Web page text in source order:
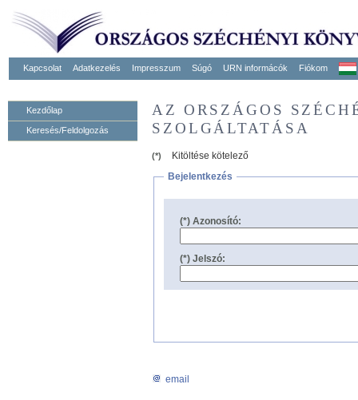
Kapcsolat Adatkezelés Impresszum Súgó URN informácók Fiókom
Kezdőlap
Keresés/Feldolgozás
AZ ORSZÁGOS
SZOLGÁLTATÁSA
(*)
Kitöltése kötelező
Bejelentkezés
(*) Azonosító:
(*) Jelszó:
email